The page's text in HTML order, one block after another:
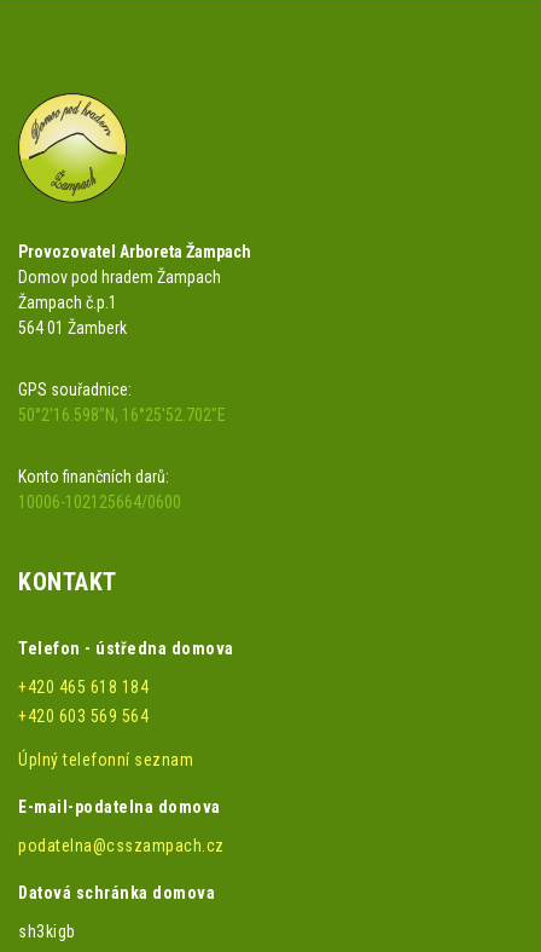
Provozovatel Arboreta Žampach
Domov pod hradem Žampach
Žampach č.p.1
564 01 Žamberk
GPS souřadnice:
50°2'16.598"N, 16°25'52.702"E
Konto finančních darů:
10006-102125664/0600
KONTAKT
Telefon - ústředna domova
+420 465 618 184
+420 603 569 564
Úplný telefonní seznam
E-mail-podatelna domova
podatelna@csszampach.cz
Datová schránka domova
sh3kigb